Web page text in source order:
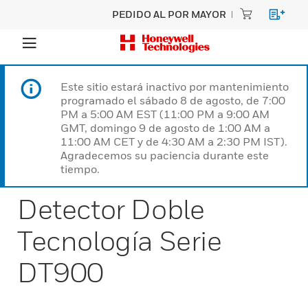
PEDIDO AL POR MAYOR
Este sitio estará inactivo por mantenimiento
programado el sábado 8 de agosto, de 7:00
PM a 5:00 AM EST (11:00 PM a 9:00 AM
GMT, domingo 9 de agosto de 1:00 AM a
11:00 AM CET y de 4:30 AM a 2:30 PM IST).
Agradecemos su paciencia durante este
tiempo.
Detector Doble
Tecnología Serie
DT900